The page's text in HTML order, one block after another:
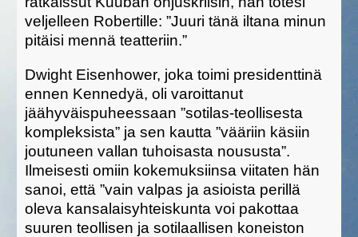
veljelleen Robertille: ”Juuri tänä iltana minun
pitäisi mennä teatteriin.”
Dwight Eisenhower, joka toimi presidenttinä
ennen Kennedyä, oli varoittanut
jäähyväispuheessaan ”sotilas-teollisesta
kompleksista” ja sen kautta ”vääriin käsiin
joutuneen vallan tuhoisasta noususta”.
Ilmeisesti omiin kokemuksiinsa viitaten hän
sanoi, että ”vain valpas ja asioista perillä
oleva kansalaisyhteiskunta voi pakottaa
suuren teollisen ja sotilaallisen koneiston